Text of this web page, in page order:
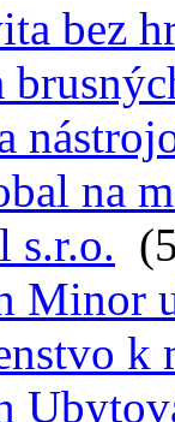
bez
na
s.r.o.
Minor
k